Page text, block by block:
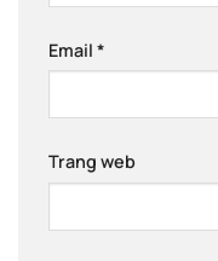
Email *
Trang web